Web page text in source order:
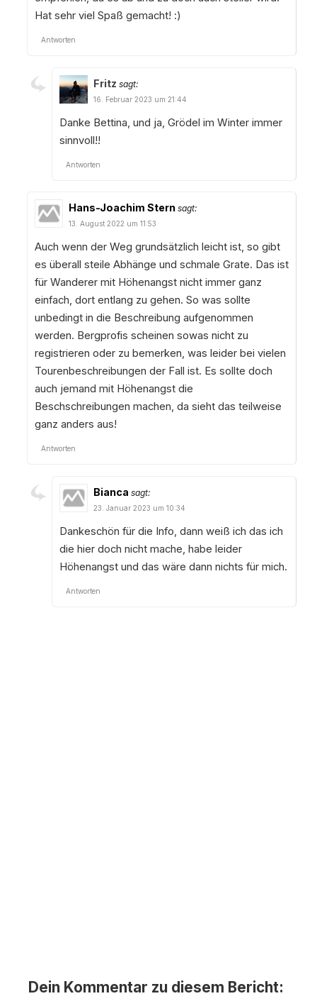
Hat sehr viel Spaß gemacht! :)
Antworten
Fritz sagt:
16. Februar 2023 um 21:44
Danke Bettina, und ja, Grödel im Winter immer
sinnvoll!!
Antworten
Hans-Joachim Stern sagt:
13. August 2022 um 11:53
Auch wenn der Weg grundsätzlich leicht ist, so gibt
es überall steile Abhänge und schmale Grate. Das ist
für Wanderer mit Höhenangst nicht immer ganz
einfach, dort entlang zu gehen. So was sollte
unbedingt in die Beschreibung aufgenommen
werden. Bergprofis scheinen sowas nicht zu
registrieren oder zu bemerken, was leider bei vielen
Tourenbeschreibungen der Fall ist. Es sollte doch
auch jemand mit Höhenangst die
Beschschreibungen machen, da sieht das teilweise
ganz anders aus!
Antworten
Bianca sagt:
23. Januar 2023 um 10:34
Dankeschön für die Info, dann weiß ich das ich
die hier doch nicht mache, habe leider
Höhenangst und das wäre dann nichts für mich.
Antworten
Dein Kommentar zu diesem Bericht: